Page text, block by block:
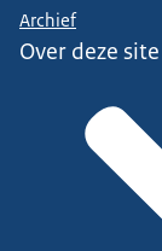
Archief
Over deze site